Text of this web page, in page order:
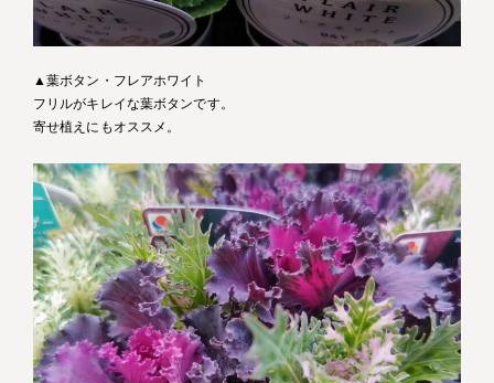
▲葉ボタン・フレアホワイト
フリルがキレイな葉ボタンです。
寄せ植えにもオススメ。